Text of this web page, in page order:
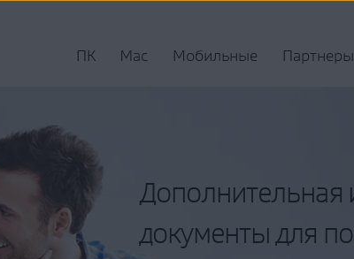
ПК Mac Мобильные Партнеры
документы для